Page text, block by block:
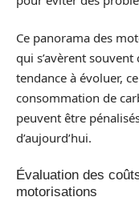
Ce panorama des
qui s’avèrent
tendance à évoluer,
consommation de
peuvent être
d’aujourd’hui.
Évaluation des
motorisations